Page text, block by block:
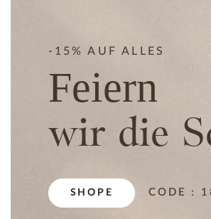
-15% AUF ALLES
Feiern
wir die
SHOPE CODE :